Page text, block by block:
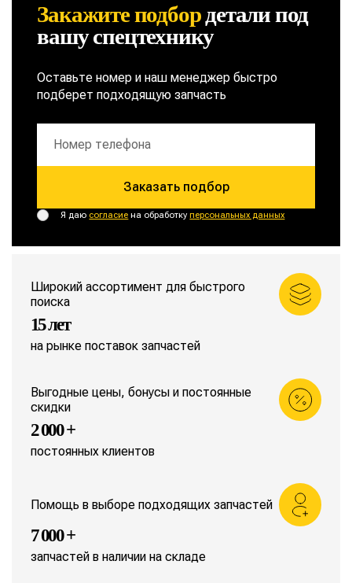
Закажите подбордеталипод
вашу спецтехнику
Оставьте номер и наш менеджер быстро
подберет подходящую запчасть
Заказать подбор
Я даю согласие на обработкуперсональных данных
Широкий ассортимент для быстрого
поиска
15 лет
на рынке поставок запчастей
Выгодные цены, бонусы и постоянные
скидки
2 000 +
постоянных клиентов
Помощь в выборе подходящих запчастей
7 000 +
запчастей в наличии на складе